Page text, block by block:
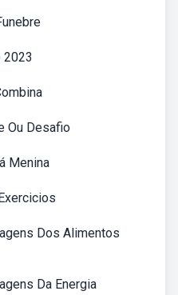
2023
Ou Desafio
Menina
Dos Alimentos
Da Energia